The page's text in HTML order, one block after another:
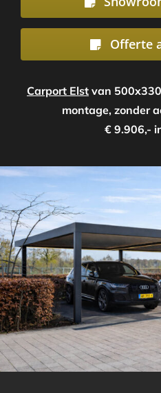
Offerte
Carport Elst van
montage, zonder
€ 9.906,-